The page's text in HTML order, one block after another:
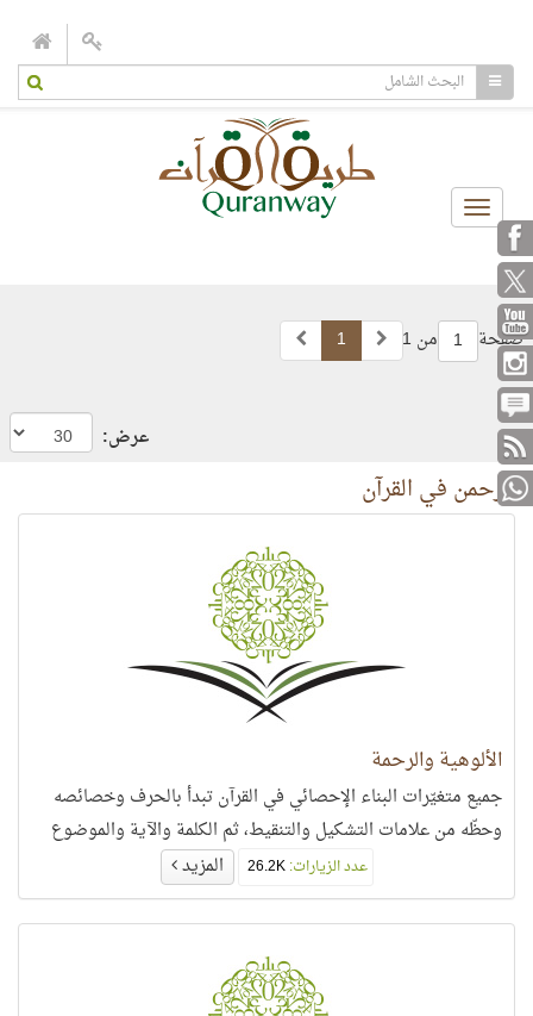
Toggle
navigation
صفحة 1 من 1 1
عرض:
الرحمن في القرآن
الألوهية والرحمة
جميع متغيّرات البناء الإحصائي في القرآن تبدأ بالحرف وخصائصه
وحظّه من علامات التشكيل والتنقيط، ثم الكلمة والآية والموضوع
عدد الزيارات:26.2K المزيد